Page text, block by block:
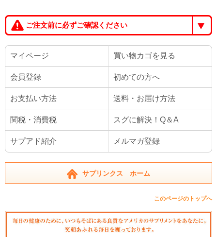
ご注文前に必ずご確認ください
マイページ 買い物カゴを見る
会員登録 初めての方へ
お支払い方法 送料・お届け方法
関税・消費税 スグに解決！Q＆A
サプアド紹介 メルマガ登録
サプリンクス ホーム
このページのトップへ